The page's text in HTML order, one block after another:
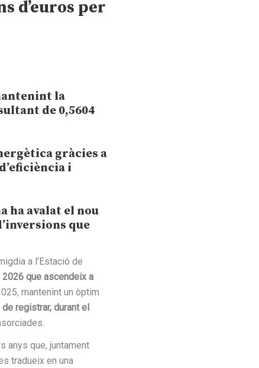
d’euros per
la
de 0,5604
gràcies a
i
ha avalat el nou
que
a l’Estació de
que ascendeix a
mantenint un òptim
registrar, durant el
anys que, juntament
tradueix en una